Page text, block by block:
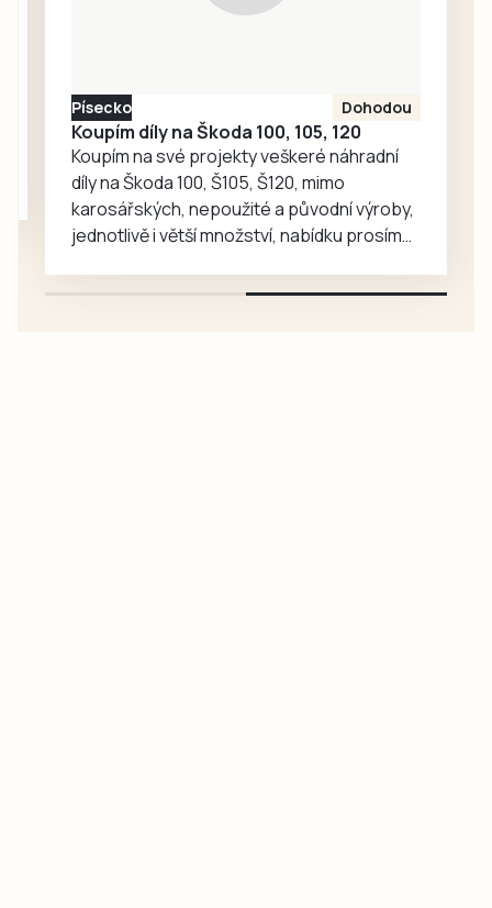
je zájemcům
představí
mnohem…
Písecko Dohodou
Koupím díly na Škoda 100, 105, 120
Koupím na své projekty veškeré náhradní
díly na Škoda 100, Š105, Š120, mimo
karosářských, nepoužité a původní výroby,
jednotlivě i větší množství, nabídku prosím